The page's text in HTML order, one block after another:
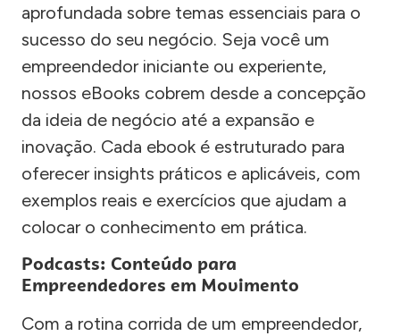
aprofundada sobre temas essenciais para o
sucesso do seu negócio. Seja você um
empreendedor iniciante ou experiente,
nossos eBooks cobrem desde a concepção
da ideia de negócio até a expansão e
inovação. Cada ebook é estruturado para
oferecer insights práticos e aplicáveis, com
exemplos reais e exercícios que ajudam a
colocar o conhecimento em prática.
Podcasts: Conteúdo para
Empreendedores em Movimento
Com a rotina corrida de um empreendedor,